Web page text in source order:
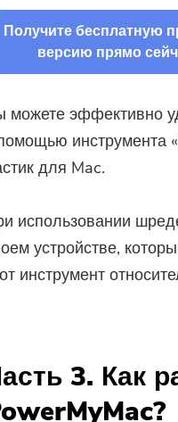
Получите бесплатную
версию прямо
можете эффективно
инструмента
для Mac.
использовании
устройстве,
инструмент
3. Как